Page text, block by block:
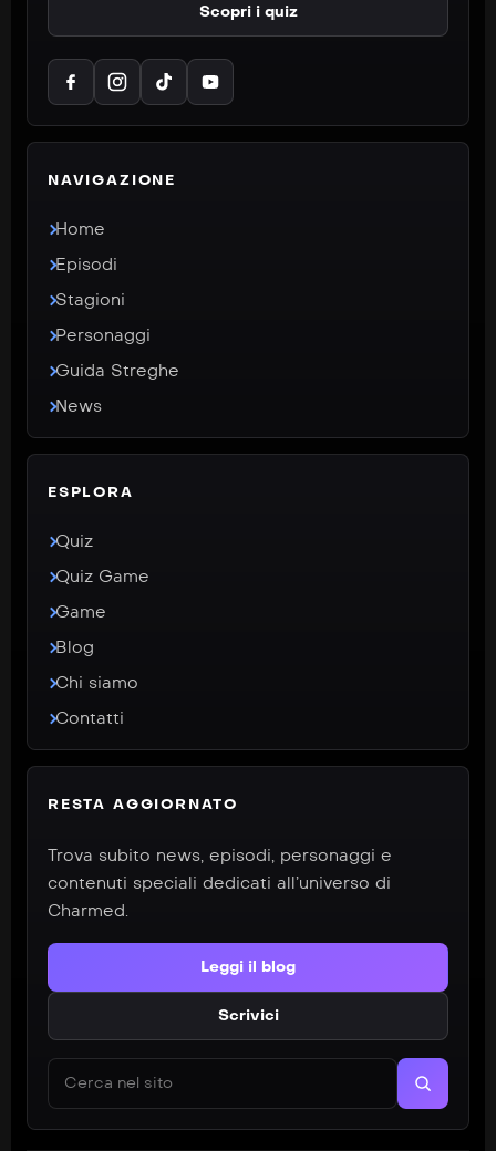
Scopri i quiz
NAVIGAZIONE
Home
Episodi
Stagioni
Personaggi
Guida Streghe
News
ESPLORA
Quiz
Quiz Game
Game
Blog
Chi siamo
Contatti
RESTA AGGIORNATO
Trova subito news, episodi, personaggi e
contenuti speciali dedicati all’universo di
Charmed.
Leggi il blog
Scrivici
Cerca nel sito